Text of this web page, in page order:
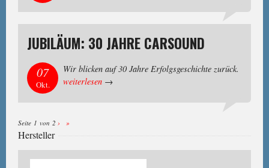
JUBILÄUM: 30 JAHRE CARSOUND
07
Okt.
Wir blicken auf 30 Jahre Erfolgsgeschichte zurück.
weiterlesen →
Seite 1 von 2 › »
Hersteller